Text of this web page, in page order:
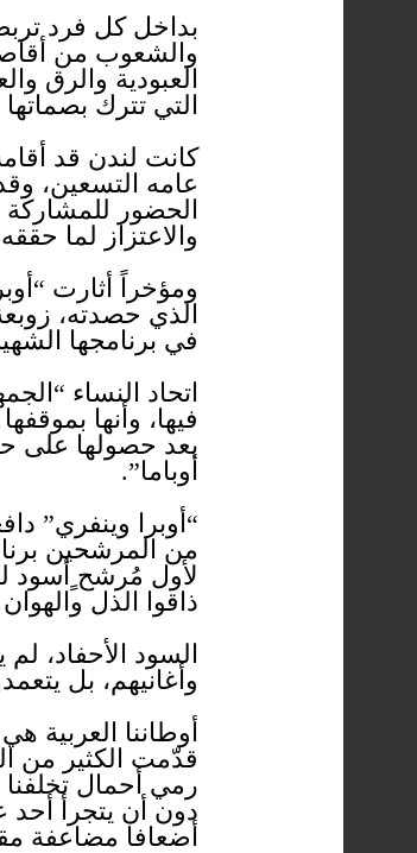
بداخل كل فرد
والشعوب من
العبودية والرق
التي تترك
كانت لندن قد
عامه التسعين،
الحضور للمشاركة
والاعتزاز لما
ومؤخراً أثارت
الذي حصدته،
في برنامجها
اتحاد النساء
فيها، وأنها
بعد حصولها على
أوباما”.
“أوبرا وينفري”
من المرشحين
لأول مُرشح ٍأسود
ذاقوا الذل
السود الأحفاد،
وأغانيهم، بل
أوطاننا العربية
قدّمت الكثير من
رمي أحمال تخلفنا
دون أن يتجرأ أحد
أضعافا مضاعفة